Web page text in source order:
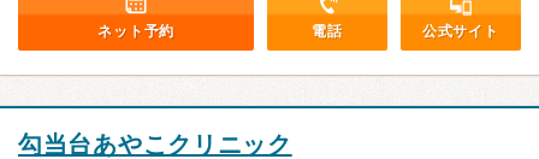
ネット予約 電話 公式サイト
勾当台あやこクリニック